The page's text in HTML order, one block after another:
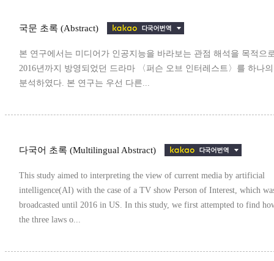
국문 초록 (Abstract)
본 연구에서는 미디어가 인공지능을 바라보는 관점 해석을 목적으
2016년까지 방영되었던 드라마 〈퍼슨 오브 인터레스트〉를 하나
분석하였다. 본 연구는 우선 다른...
다국어 초록 (Multilingual Abstract)
This study aimed to interpreting the view of current media by artificial
intelligence(AI) with the case of a TV show Person of Interest, which
broadcasted until 2016 in US. In this study, we first attempted to find
the three laws o...